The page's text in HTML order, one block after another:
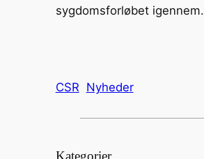
sygdomsforløbet igennem.
CSR Nyheder
Kategorier